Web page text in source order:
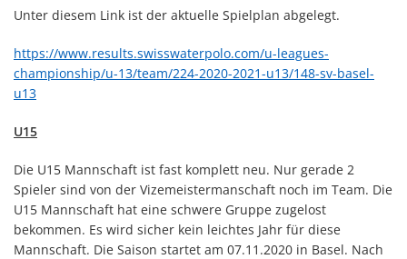
Unter diesem Link ist der aktuelle Spielplan abgelegt.
https://www.results.swisswaterpolo.com/u-leagues-
championship/u-13/team/224-2020-2021-u13/148-sv-basel-
u13
U15
Die U15 Mannschaft ist fast komplett neu. Nur gerade 2
Spieler sind von der Vizemeistermanschaft noch im Team. Die
U15 Mannschaft hat eine schwere Gruppe zugelost
bekommen. Es wird sicher kein leichtes Jahr für diese
Mannschaft. Die Saison startet am 07.11.2020 in Basel. Nach